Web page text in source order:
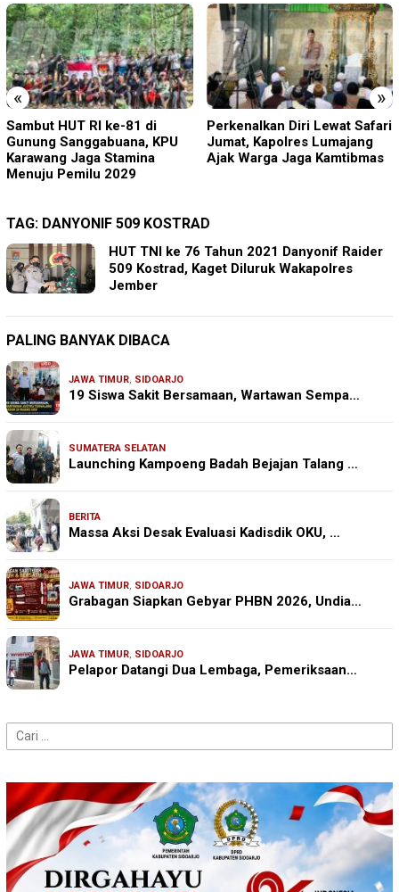
« »
Sambut HUT RI ke-81 di
Gunung Sanggabuana, KPU
Karawang Jaga Stamina
Menuju Pemilu 2029
Perkenalkan Diri Lewat Safari
Jumat, Kapolres Lumajang
Ajak Warga Jaga Kamtibmas
TAG: DANYONIF 509 KOSTRAD
HUT TNI ke 76 Tahun 2021 Danyonif Raider
509 Kostrad, Kaget Diluruk Wakapolres
Jember
PALING BANYAK DIBACA
JAWA TIMUR, SIDOARJO
19 Siswa Sakit Bersamaan, Wartawan Sempa…
SUMATERA SELATAN
Launching Kampoeng Badah Bejajan Talang …
BERITA
Massa Aksi Desak Evaluasi Kadisdik OKU, …
JAWA TIMUR, SIDOARJO
Grabagan Siapkan Gebyar PHBN 2026, Undia…
JAWA TIMUR, SIDOARJO
Pelapor Datangi Dua Lembaga, Pemeriksaan…
Cari
untuk: